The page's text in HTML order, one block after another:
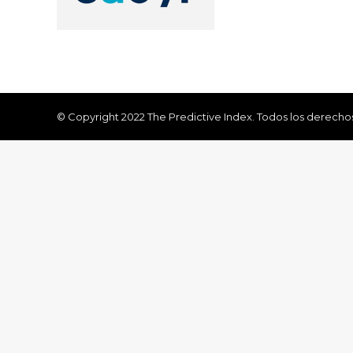
© Copyright 2022 The Predictive Index. Todos los